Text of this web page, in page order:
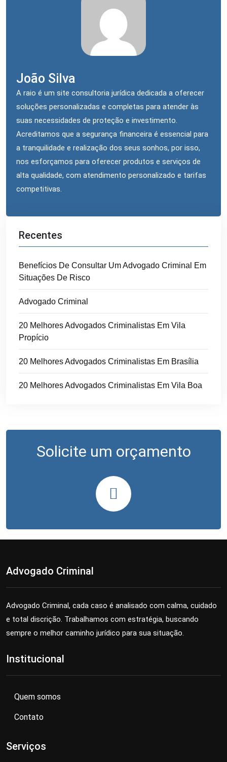
João Silva
A raio é um site consultoria jurídica dedicada a oferecer
soluções personalizadas e completas para atender às
suas necessidades de proteção e investimento.
Acreditamos que a segurança financeira é essencial para
a tranquilidade e realização dos seus sonhos, por isso,
nos esforçamos para oferecer produtos e serviços de
alta qualidade, com atendimento personalizado e tarifas
competitivas.
Recentes
Benefícios De Consultar Um Advogado Criminal Em
Situações De Risco
Advogado Criminal
20 Melhores Advogados Criminalistas Em Vila
Propício
20 Melhores Advogados Criminalistas Em Brasília
20 Melhores Advogados Criminalistas Em Vila Boa
Solicite um orçamento
Advogado Criminal
Advogado Criminal, cada caso é analisado com calma, cuidado
e total discrição. Trabalhamos com estratégia, buscando
sempre o melhor caminho jurídico para sua situação.
Institucional
Quem somos
Contato
Serviços